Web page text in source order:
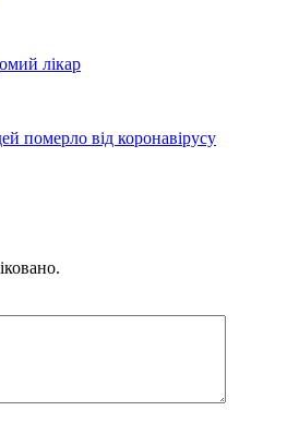
лікар
померло від коронавірусу